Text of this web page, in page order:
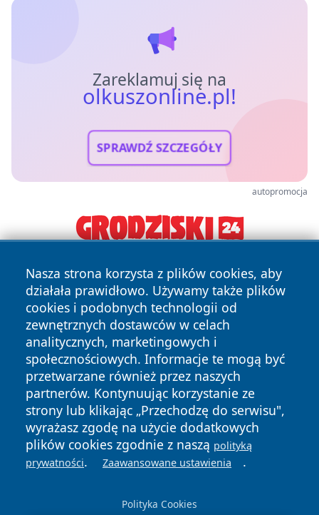
Zareklamuj się na
olkuszonline.pl!
SPRAWDŹ SZCZEGÓŁY
autopromocja
Nasza strona korzysta z plików cookies, aby
działała prawidłowo. Używamy także plików
cookies i podobnych technologii od
zewnętrznych dostawców w celach
analitycznych, marketingowych i
społecznościowych. Informacje te mogą być
przetwarzane również przez naszych
partnerów. Kontynuując korzystanie ze
strony lub klikając „Przechodzę do serwisu",
wyrażasz zgodę na użycie dodatkowych
plików cookies zgodnie z naszą polityką
prywatności. Zaawansowane ustawienia .
Polityka Cookies
Copyright © 2026 olkuszonline.pl Wszystkie prawa
zastrzeżone.
News Autorzy
Polityka
Prywatności
Polityka
Cookies